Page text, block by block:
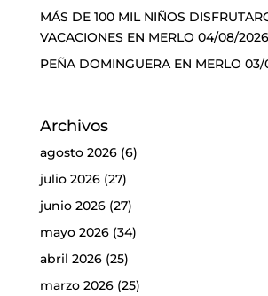
MÁS DE 100 MIL NIÑOS
VACACIONES EN MERLO 04/08/2026
PEÑA DOMINGUERA EN MERLO 03/
Archivos
agosto 2026(6)
julio 2026(27)
junio 2026(27)
mayo 2026(34)
abril 2026(25)
marzo 2026(25)